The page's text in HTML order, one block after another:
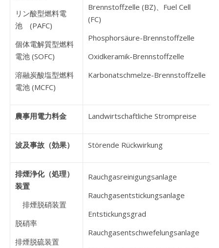
リン酸型燃料電
池 (PAFC)
個体電解質型燃料
電池 (SOFC)
溶融炭酸塩型燃料
電池 (MCFC)
Brennstoffzelle (BZ)、Fuel Cell
(FC)
Phosphorsäure-Brennstoffzelle
Oxidkeramik-Brennstoffzelle
Karbonatschmelze-Brennstoffzelle
農事用電力料金 Landwirtschaftliche Strompreise
波及事故（効果） Störende Rückwirkung
排煙浄化（処理）
装置
排煙脱硝装置
脱硝率
排煙脱硫装置
Rauchgasreinigungsanlage
Rauchgasentstickungsanlage
Entstickungsgrad
Rauchgasentschwefelungsanlage